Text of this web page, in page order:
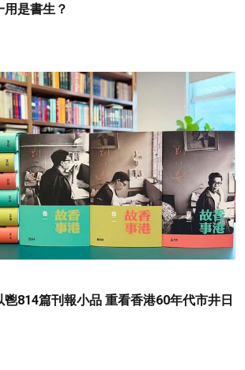
是書生？
814篇刊報小品 重看香港60年代市井日